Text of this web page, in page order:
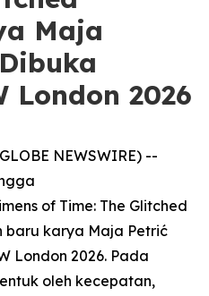
Maja
London 2026
NEWSWIRE) --
of Time: The Glitched
baru karya Maja Petrić
London 2026. Pada
oleh kecepatan,